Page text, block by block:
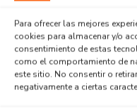
Para ofrecer las mejores
cookies para almacenar y/o
consentimiento de estas
como el comportamiento de
este sitio. No consentir o
negativamente a ciertas
Agent Reviews
...